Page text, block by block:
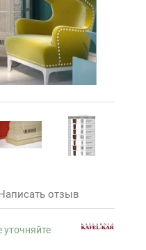
отзыв
уточняйте